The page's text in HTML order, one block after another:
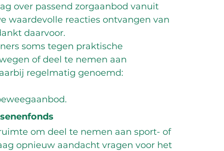
over passend zorgaanbod vanuit
waardevolle reacties ontvangen van
daarvoor.
soms tegen praktische
of deel te nemen aan
regelmatig genoemd:
om deel te nemen aan sport- of
opnieuw aandacht vragen voor het